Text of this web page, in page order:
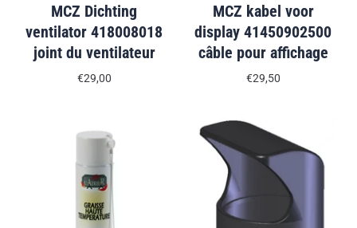
MCZ Dichting
ventilator 418008018
joint du ventilateur
€29,00
MCZ kabel voor
display 41450902500
câble pour affichage
€29,50